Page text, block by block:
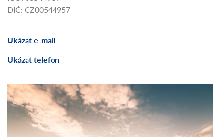
DIČ: CZ00544957
Ukázat e-mail
Ukázat telefon